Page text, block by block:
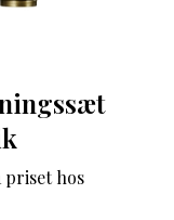
priset hos